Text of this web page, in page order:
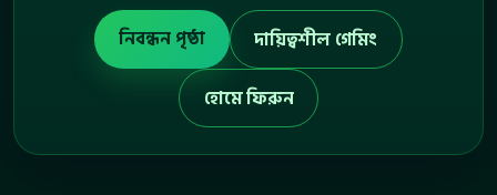
নিবন্ধন পৃষ্ঠা দায়িত্বশীল গেমিং
হোমে ফিরুন